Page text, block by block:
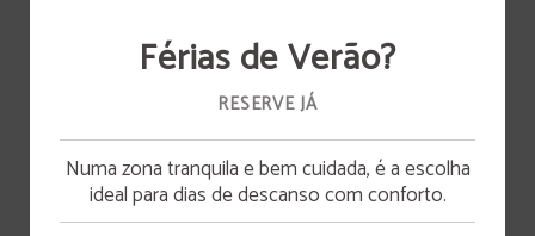
Abertura da piscina
A piscina estará disponível a partir de 15 de junho.
Férias de Verão?
RESERVE JÁ
Numa zona tranquila e bem cuidada, é a escolha
ideal para dias de descanso com conforto.